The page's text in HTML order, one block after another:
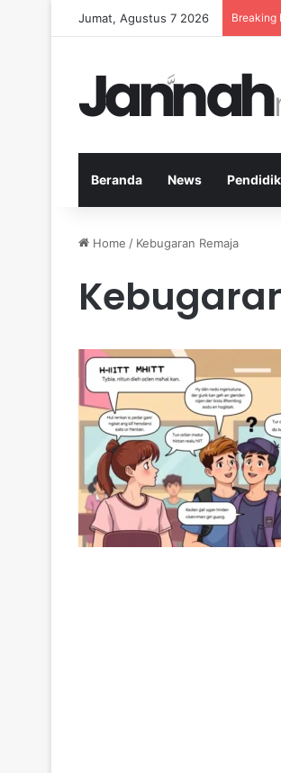
Jumat, Agustus 7 2026 Breaking
Beranda News
Home / Kebugaran Remaja